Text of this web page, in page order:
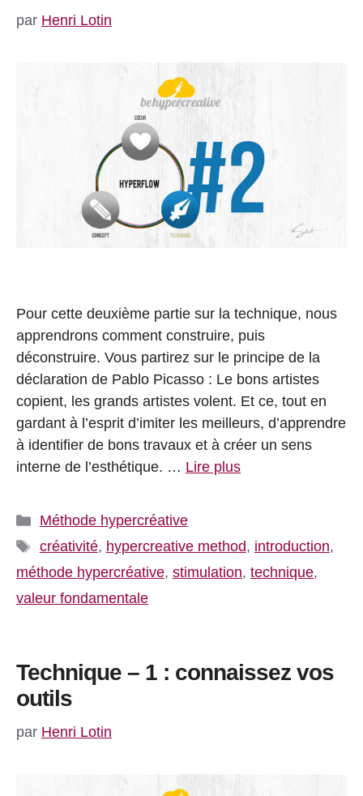
par Henri Lotin
Pour cette deuxième partie sur la technique, nous
apprendrons comment construire, puis
déconstruire. Vous partirez sur le principe de la
déclaration de Pablo Picasso : Le bons artistes
copient, les grands artistes volent. Et ce, tout en
gardant à l’esprit d’imiter les meilleurs, d’apprendre
à identifier de bons travaux et à créer un sens
interne de l’esthétique. … Lire plus
Catégories
Méthode hypercréative
Étiquettes
créativité, hypercreative method, introduction,
méthode hypercréative, stimulation, technique,
valeur fondamentale
Technique – 1 : connaissez vos
outils
par Henri Lotin